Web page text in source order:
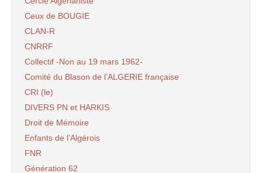
Ceux de BOUGIE
CLAN-R
CNRRF
Collectif -Non au 19 mars 1962-
Comité du Blason de l’ALGERIE française
CRI (le)
DIVERS PN et HARKIS
Droit de Mémoire
Enfants de l’Algérois
FNR
Génération 62